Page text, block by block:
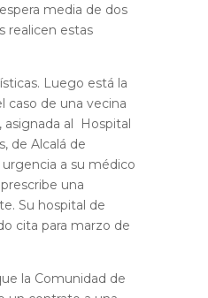
media de dos
realicen estas
Luego está la
caso de una vecina
asignada al Hospital
de Alcalá de
a su médico
una
Su hospital de
cita para marzo de
la Comunidad de